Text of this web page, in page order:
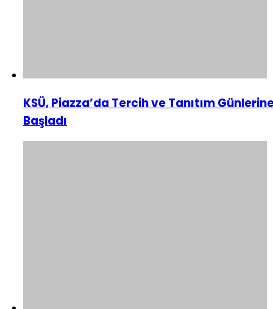
KSÜ, Piazza’da Tercih ve Tanıtım
Başladı